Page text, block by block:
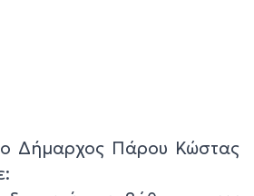
Δήμαρχος Πάρου Κώστας